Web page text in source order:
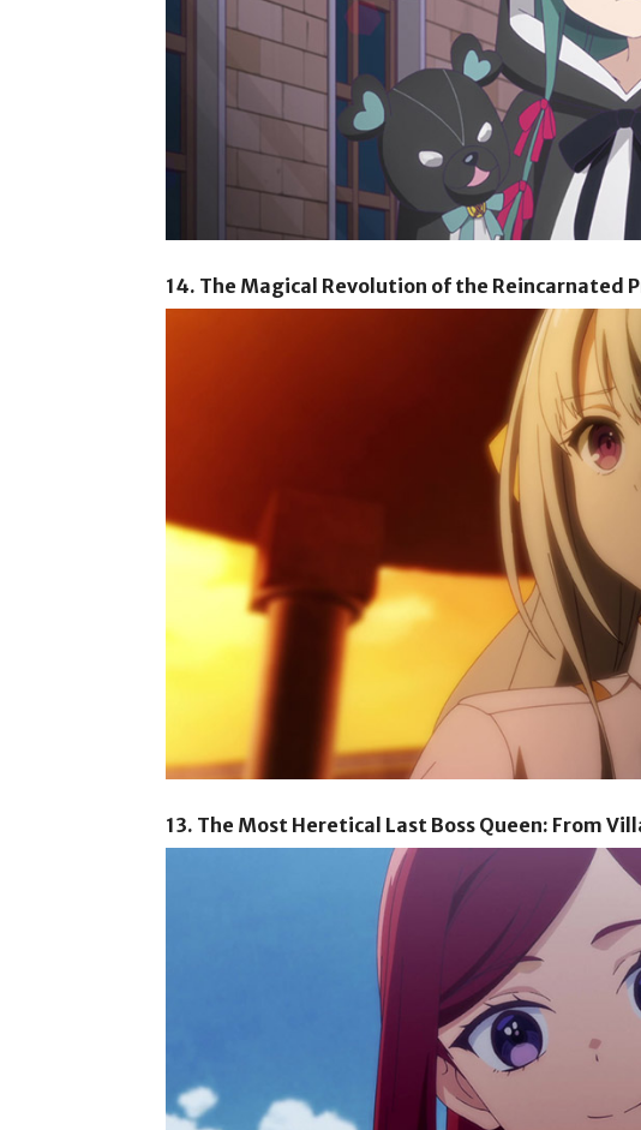
14. The Magical Revolution of the Reincarnated
13. The Most Heretical Last Boss Queen: From